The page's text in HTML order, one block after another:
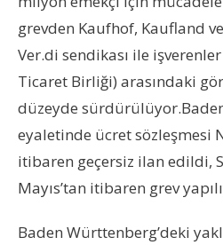
grevden Kaufhof, Kaufland
Ver.di sendikası ile
Ticaret Birliği) arasındaki
düzeyde
eyaletinde ücret sözleşmesi
itibaren geçersiz ilan edildi,
Mayıs’tan itibaren grev
Baden Württenberg’deki